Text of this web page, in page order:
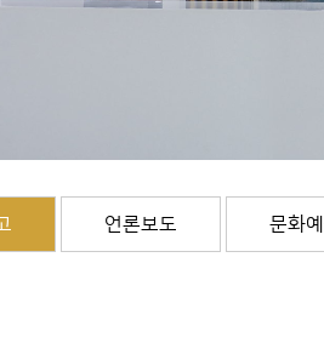
언론보도 문화